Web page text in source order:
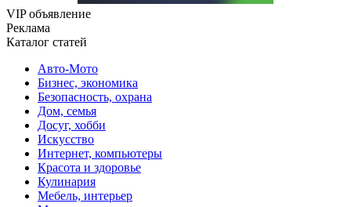
VIP объявление
Реклама
Каталог статей
Авто-Мото
Бизнес, экономика
Безопасность, охрана
Дом, семья
Досуг, хобби
Искусство
Интернет, компьютеры
Красота и здоровье
Кулинария
Мебель, интерьер